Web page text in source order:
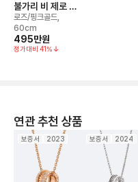
불가리 비 제로 원
(체인 54-60cm)
네크리스
로즈/핑크골드,
60cm
495만원
정가대비 41%
연관 추천 상품
보증서 2023 보증서 2024